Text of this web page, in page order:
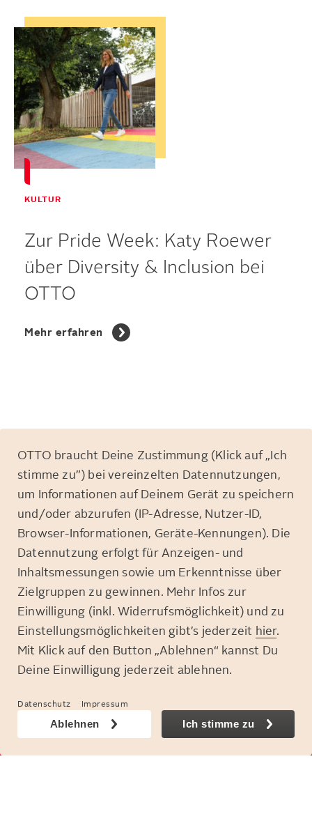
KULTUR
Zur Pride Week: Katy Roewer
über Diversity & Inclusion bei
OTTO
Mehr erfahren
OTTO braucht Deine Zustimmung (Klick auf „Ich
stimme zu”) bei vereinzelten Datennutzungen,
um Informationen auf Deinem Gerät zu speichern
und/oder abzurufen (IP-Adresse, Nutzer-ID,
Browser-Informationen, Geräte-Kennungen). Die
Datennutzung erfolgt für Anzeigen- und
Inhaltsmessungen sowie um Erkenntnisse über
Zielgruppen zu gewinnen. Mehr Infos zur
Einwilligung (inkl. Widerrufsmöglichkeit) und zu
Einstellungsmöglichkeiten gibt’s jederzeit hier.
Mit Klick auf den Button „Ablehnen“ kannst Du
Deine Einwilligung jederzeit ablehnen.
Datenschutz Impressum
Ablehnen Ich stimme zu